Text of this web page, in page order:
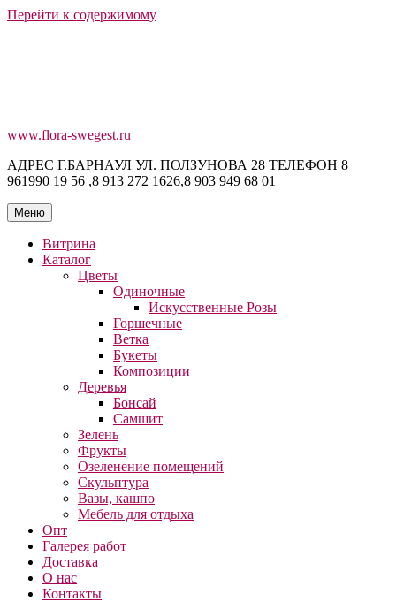
Перейти к содержимому
www.flora-swegest.ru
АДРЕС Г.БАРНАУЛ УЛ. ПОЛЗУНОВА 28 ТЕЛЕФОН 8
961990 19 56 ,8 913 272 1626,8 903 949 68 01
Меню
Витрина
Каталог
Цветы
Одиночные
Искусственные Розы
Горшечные
Ветка
Букеты
Композиции
Деревья
Бонсай
Самшит
Зелень
Фрукты
Озеленение помещений
Скульптура
Вазы, кашпо
Мебель для отдыха
Опт
Галерея работ
Доставка
О нас
Контакты